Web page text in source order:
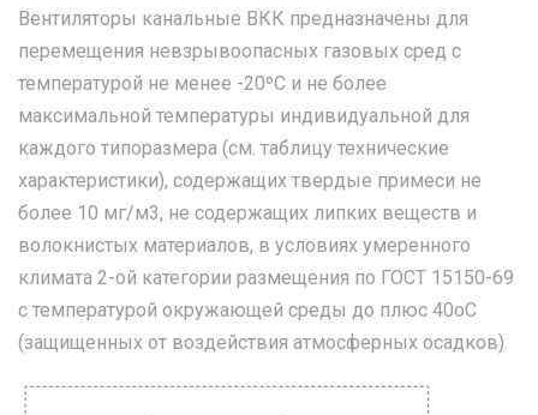
Вентиляторы канальные ВКК предназначены для
перемещения невзрывоопасных газовых сред с
температурой не менее -20ºС и не более
максимальной температуры индивидуальной для
каждого типоразмера (см. таблицу технические
характеристики), содержащих твердые примеси не
более 10 мг/м3, не содержащих липких веществ и
волокнистых материалов, в условиях умеренного
климата 2-ой категории размещения по ГОСТ 15150-69
с температурой окружающей среды до плюс 40oС
(защищенных от воздействия атмосферных осадков).